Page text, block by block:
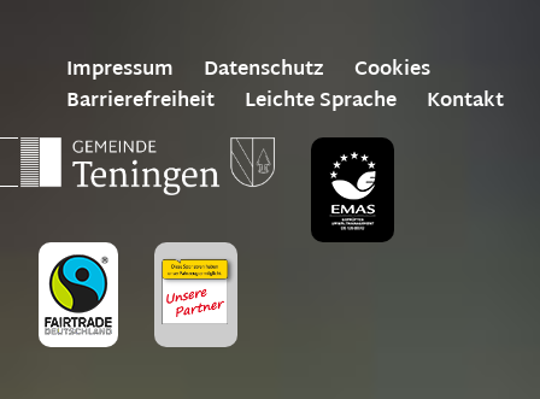
Impressum Datenschutz
Cookies
Barrierefreiheit
Leichte Sprache Kontakt